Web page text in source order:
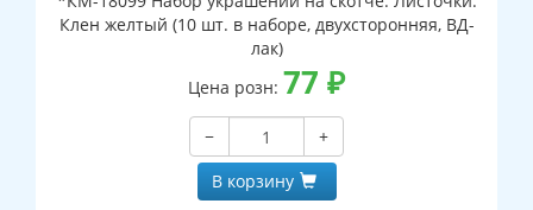
Клен желтый (10 шт. в наборе, двухсторонняя, ВД-
лак)
Цена розн: 77 ₽
−
+
В корзину